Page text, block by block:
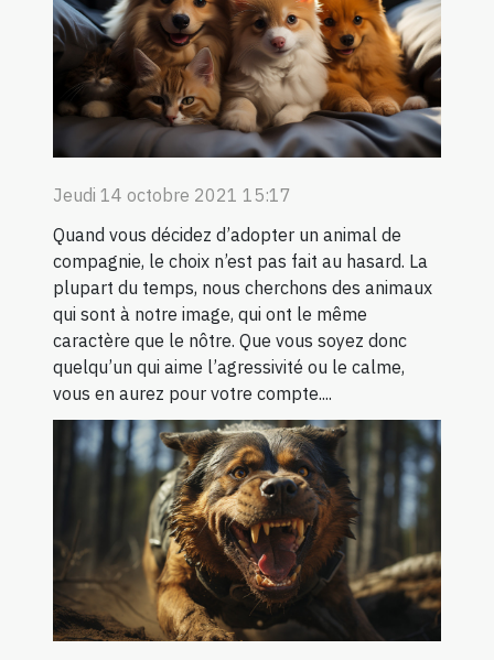
Jeudi 14 octobre 2021 15:17
Quand vous décidez d’adopter un animal de
compagnie, le choix n’est pas fait au hasard. La
plupart du temps, nous cherchons des animaux
qui sont à notre image, qui ont le même
caractère que le nôtre. Que vous soyez donc
quelqu’un qui aime l’agressivité ou le calme,
vous en aurez pour votre compte....